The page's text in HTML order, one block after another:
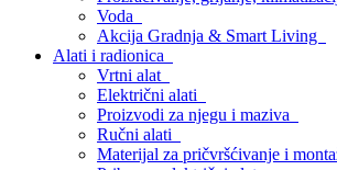
Voda
Akcija Gradnja & Smart Living
Alati i radionica
Vrtni alat
Električni alati
Proizvodi za njegu i maziva
Ručni alati
Materijal za pričvršćivanje i